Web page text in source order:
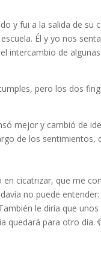
y fui a la salida de su
Él y yo nos
intercambio de
pero los dos
mejor y cambió de
de los sentimientos,
cicatrizar, que me
no puede
le diría que
quedará para otro día.